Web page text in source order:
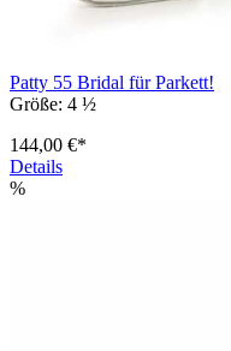
Patty 55 Bridal für Parkett!
Größe: 4 ½
144,00 €*
Details
%